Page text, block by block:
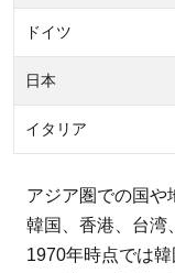
ドイツ
日本
イタリア
アジア圏での国や
韓国、香港、台湾
1970年時点では